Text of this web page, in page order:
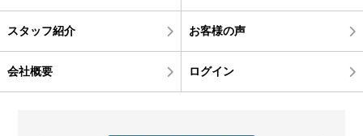
スタッフ紹介 お客様の声
会社概要 ログイン